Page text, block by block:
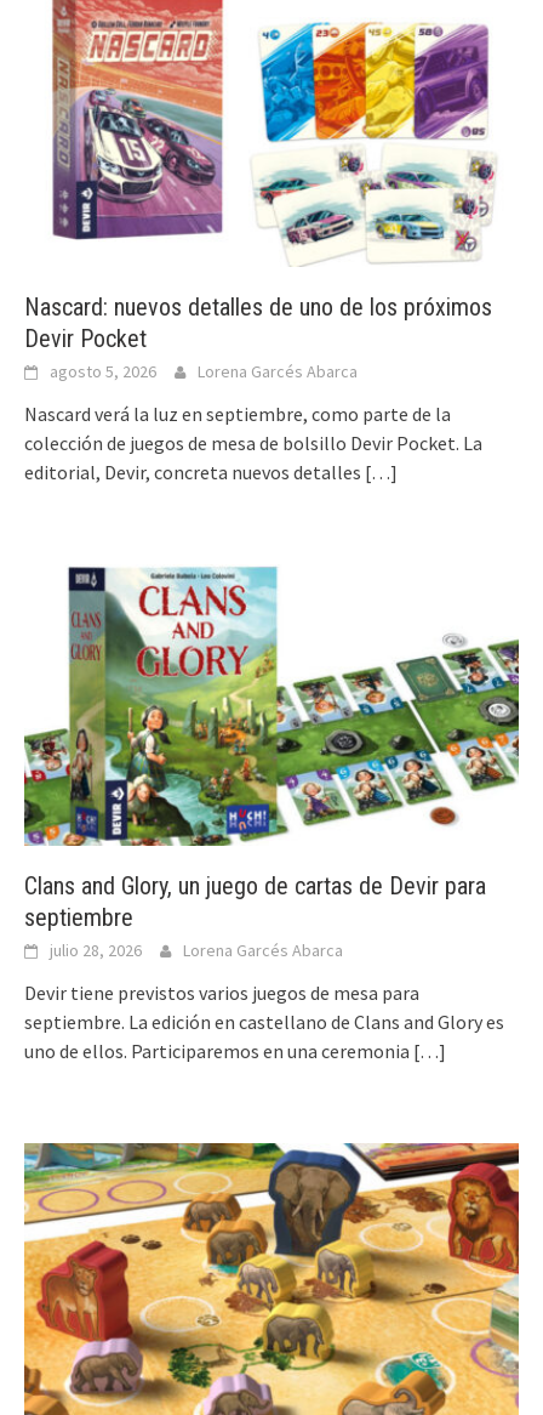
Nascard: nuevos detalles de uno de los próximos
Devir Pocket
agosto 5, 2026 Lorena Garcés Abarca
Nascard verá la luz en septiembre, como parte de la
colección de juegos de mesa de bolsillo Devir Pocket. La
editorial, Devir, concreta nuevos detalles […]
Clans and Glory, un juego de cartas de Devir para
septiembre
julio 28, 2026 Lorena Garcés Abarca
Devir tiene previstos varios juegos de mesa para
septiembre. La edición en castellano de Clans and Glory es
uno de ellos. Participaremos en una ceremonia […]